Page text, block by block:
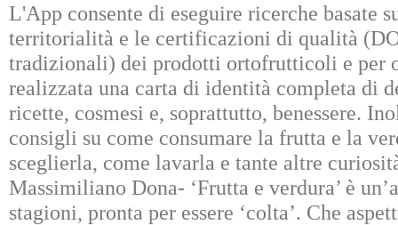
L'App consente di eseguire ricerche basate
territorialità e le certificazioni di qualità
tradizionali) dei prodotti ortofrutticoli e per
realizzata una carta di identità completa di
ricette, cosmesi e, soprattutto, benessere.
consigli su come consumare la frutta e la
sceglierla, come lavarla e tante altre
Massimiliano Dona- ‘Frutta e verdura’ è
stagioni, pronta per essere ‘colta’. Che